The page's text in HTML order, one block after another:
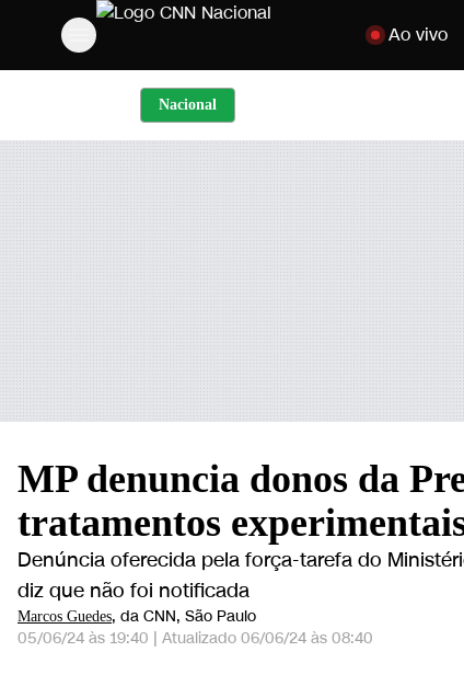
Pular para o
Ao vivo
Nacional
MP denuncia donos da
tratamentos
Denúncia oferecida pela força-tarefa do
diz que não foi notificada
Marcos Guedes, da CNN, São Paulo
05/06/24 às 19:40 | Atualizado 06/06/24 às 08:40